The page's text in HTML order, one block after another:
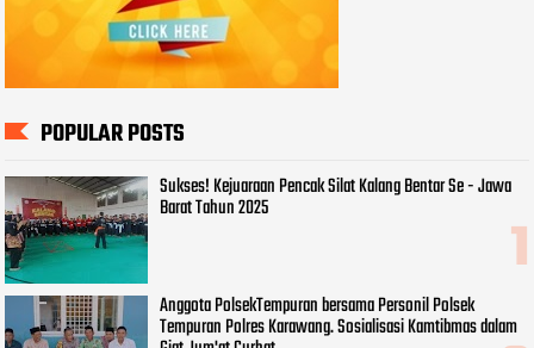
POPULAR POSTS
Sukses! Kejuaraan Pencak Silat Kalang Bentar Se - Jawa
Barat Tahun 2025
Anggota PolsekTempuran bersama Personil Polsek
Tempuran Polres Karawang. Sosialisasi Kamtibmas dalam